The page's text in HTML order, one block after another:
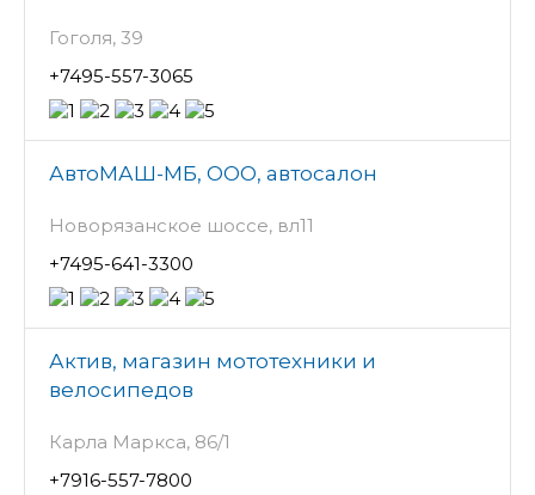
Гоголя, 39
+7495-557-3065
АвтоМАШ-МБ, ООО, автосалон
Новорязанское шоссе, вл11
+7495-641-3300
Актив, магазин мототехники и
велосипедов
Карла Маркса, 86/1
+7916-557-7800